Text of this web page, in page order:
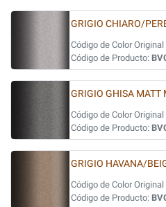
GRIGIO CHIARO/
Código de Color Original
Código de Producto:
GRIGIO GHISA MATT
Código de Color Original
Código de Producto:
GRIGIO HAVANA/
Código de Color Original
Código de Producto: